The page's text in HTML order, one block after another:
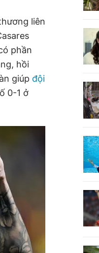
liên
phần
hồi
giúp đội
0-1 ở